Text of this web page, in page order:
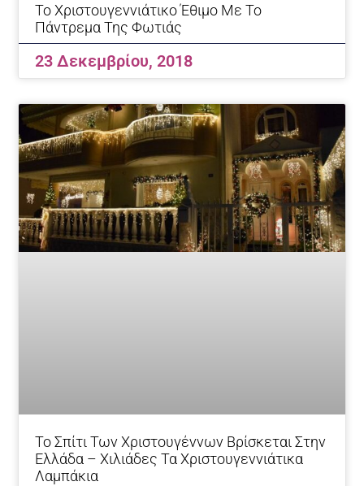
Το Χριστουγεννιάτικο Έθιμο Με Το
Πάντρεμα Της Φωτιάς
23 Δεκεμβρίου, 2018
Το Σπίτι Των Χριστουγέννων Βρίσκεται Στην
Ελλάδα – Χιλιάδες Τα Χριστουγεννιάτικα
Λαμπάκια